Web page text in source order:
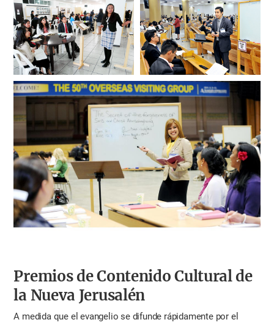
Premios de Contenido Cultural de
la Nueva Jerusalén
A medida que el evangelio se difunde rápidamente por el